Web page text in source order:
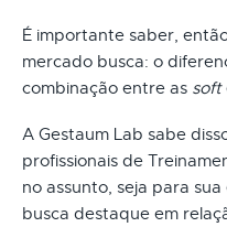
É importante saber,
mercado busca: o
combinação entre as soft
A Gestaum Lab sabe
profissionais de
no assunto, seja para
busca destaque em